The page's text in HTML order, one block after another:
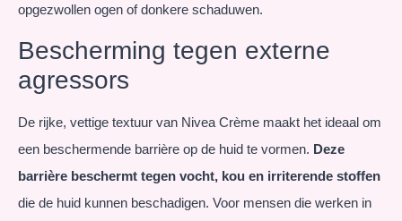
opgezwollen ogen of donkere schaduwen.
Bescherming tegen externe
agressors
De rijke, vettige textuur van Nivea Crème maakt het ideaal om
een beschermende barrière op de huid te vormen. Deze
barrière beschermt tegen vocht, kou en irriterende stoffen
die de huid kunnen beschadigen. Voor mensen die werken in